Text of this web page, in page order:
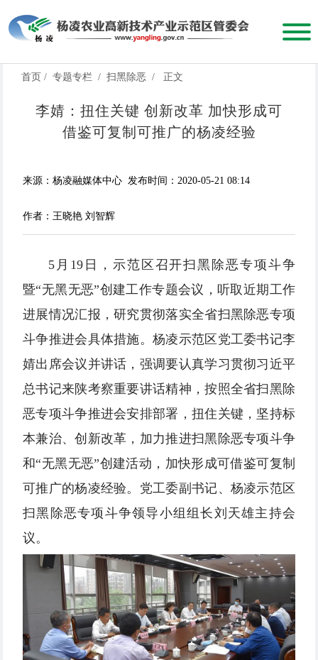
首页 / 专题专栏 / 扫黑除恶 / 正文
李婧：扭住关键 创新改革 加快形成可
借鉴可复制可推广的杨凌经验
来源：杨凌融媒体中心 发布时间：2020-05-21 08:14
作者：王晓艳 刘智辉
5月19日，示范区召开扫黑除恶专项斗争
暨“无黑无恶”创建工作专题会议，听取近期工作
进展情况汇报，研究贯彻落实全省扫黑除恶专项
斗争推进会具体措施。杨凌示范区党工委书记李
婧出席会议并讲话，强调要认真学习贯彻习近平
总书记来陕考察重要讲话精神，按照全省扫黑除
恶专项斗争推进会安排部署，扭住关键，坚持标
本兼治、创新改革，加力推进扫黑除恶专项斗争
和“无黑无恶”创建活动，加快形成可借鉴可复制
可推广的杨凌经验。党工委副书记、杨凌示范区
扫黑除恶专项斗争领导小组组长刘天雄主持会
议。